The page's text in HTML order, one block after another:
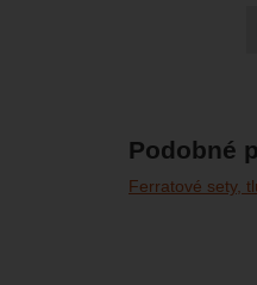
Podobné
Ferratové sety,